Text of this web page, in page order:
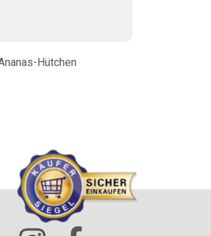
Hütchen